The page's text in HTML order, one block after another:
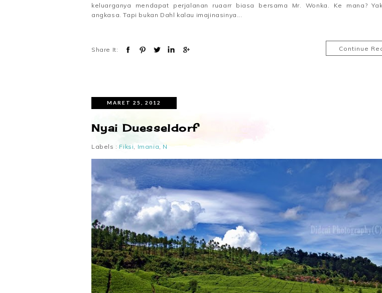
keluarganya mendapat perjalanan ruaarr biasa bersama Mr. Wonka. Ke mana?
angkasa. Tapi bukan Dahl kalau imajinasinya...
Share It: Continue
MARET 25, 2012
Nyai Duesseldorf
Labels : Fiksi, Imania, N